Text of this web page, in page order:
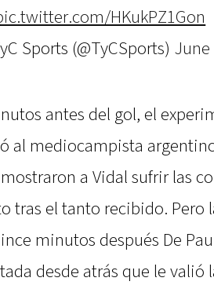
HKukPZ1Gon
Sports (@TyCSports) June
antes del gol, el
al mediocampista
a Vidal sufrir las
tras el tanto recibido. Pero
minutos después De
desde atrás que le valió